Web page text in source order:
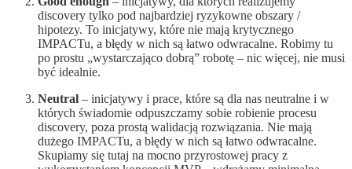
discovery tylko pod najbardziej ryzykowne obszary /
hipotezy. To inicjatywy, które nie mają krytycznego
IMPACTu, a błędy w nich są łatwo odwracalne. Robimy tu
po prostu „wystarczająco dobrą” robotę – nic więcej, nie musi
być idealnie.
Neutral – inicjatywy i prace, które są dla nas neutralne i w
których świadomie odpuszczamy sobie robienie procesu
discovery, poza prostą walidacją rozwiązania. Nie mają
dużego IMPACTu, a błędy w nich są łatwo odwracalne.
Skupiamy się tutaj na mocno przyrostowej pracy z